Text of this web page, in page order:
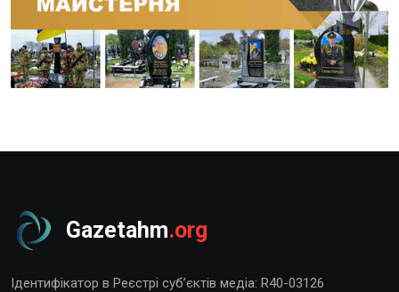
Gazetahm.org
Ідентифікатор в Реєстрі суб’єктів медіа: R40-03126